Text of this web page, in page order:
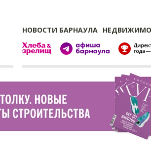
НОВОСТИ БАРНАУЛА